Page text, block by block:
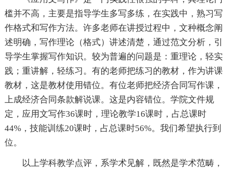
槛并不高，主要是指导学生多写多练，在实践中，熟习写
作格式和写作方法。许多老师在讲授过程中，文种概念阐
述明确，写作理论（格式）讲述清楚，通过范文分析，引
导学生掌握写作知识。较为普遍的问题是：重理论，轻实
践；重讲解，轻练习。有的老师把练习的教材，作为讲课
教材，这是教材使用错位。有位老师把经济合同写作课，
上成经济合同条款解说课。这是内容错位。学院文件规
定，应用文写作36课时，理论教学16课时，占总课时
44%，技能训练20课时，占总课时56%。我们希望执行到
位。
以上学科教学点评，系学术见解，既然是学术范畴，